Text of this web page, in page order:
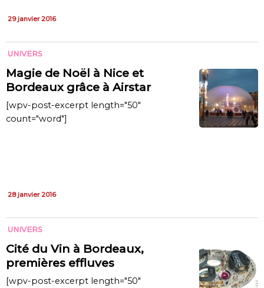
29 janvier 2016
UNIVERS
Magie de Noël à Nice et
Bordeaux grâce à Airstar
[wpv-post-excerpt length="50"
count="word"]
28 janvier 2016
UNIVERS
Cité du Vin à Bordeaux,
premières effluves
[wpv-post-excerpt length="50"